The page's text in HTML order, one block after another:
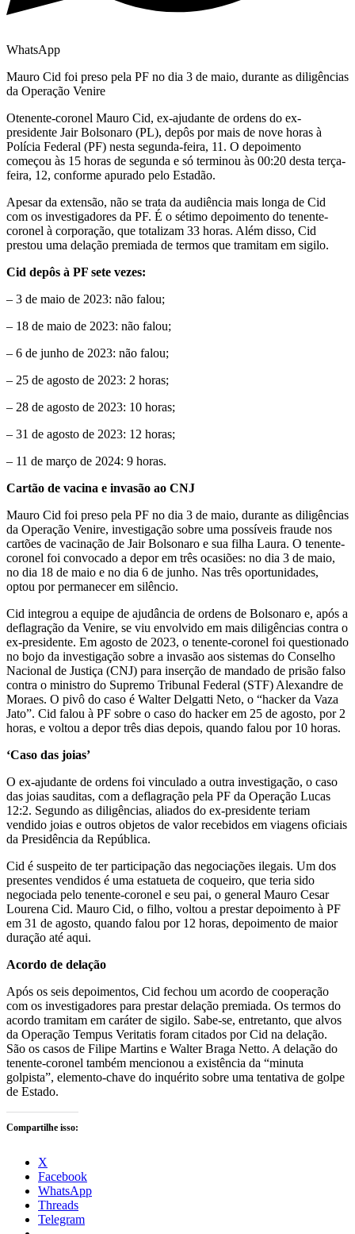
WhatsApp
Mauro Cid foi preso pela PF no dia 3 de maio, durante as diligências
da Operação Venire
Otenente-coronel Mauro Cid, ex-ajudante de ordens do ex-
presidente Jair Bolsonaro (PL), depôs por mais de nove horas à
Polícia Federal (PF) nesta segunda-feira, 11. O depoimento
começou às 15 horas de segunda e só terminou às 00:20 desta terça-
feira, 12, conforme apurado pelo Estadão.
Apesar da extensão, não se trata da audiência mais longa de Cid
com os investigadores da PF. É o sétimo depoimento do tenente-
coronel à corporação, que totalizam 33 horas. Além disso, Cid
prestou uma delação premiada de termos que tramitam em sigilo.
Cid depôs à PF sete vezes:
– 3 de maio de 2023: não falou;
– 18 de maio de 2023: não falou;
– 6 de junho de 2023: não falou;
– 25 de agosto de 2023: 2 horas;
– 28 de agosto de 2023: 10 horas;
– 31 de agosto de 2023: 12 horas;
– 11 de março de 2024: 9 horas.
Cartão de vacina e invasão ao CNJ
Mauro Cid foi preso pela PF no dia 3 de maio, durante as diligências
da Operação Venire, investigação sobre uma possíveis fraude nos
cartões de vacinação de Jair Bolsonaro e sua filha Laura. O tenente-
coronel foi convocado a depor em três ocasiões: no dia 3 de maio,
no dia 18 de maio e no dia 6 de junho. Nas três oportunidades,
optou por permanecer em silêncio.
Cid integrou a equipe de ajudância de ordens de Bolsonaro e, após a
deflagração da Venire, se viu envolvido em mais diligências contra o
ex-presidente. Em agosto de 2023, o tenente-coronel foi questionado
no bojo da investigação sobre a invasão aos sistemas do Conselho
Nacional de Justiça (CNJ) para inserção de mandado de prisão falso
contra o ministro do Supremo Tribunal Federal (STF) Alexandre de
Moraes. O pivô do caso é Walter Delgatti Neto, o “hacker da Vaza
Jato”. Cid falou à PF sobre o caso do hacker em 25 de agosto, por 2
horas, e voltou a depor três dias depois, quando falou por 10 horas.
‘Caso das joias’
O ex-ajudante de ordens foi vinculado a outra investigação, o caso
das joias sauditas, com a deflagração pela PF da Operação Lucas
12:2. Segundo as diligências, aliados do ex-presidente teriam
vendido joias e outros objetos de valor recebidos em viagens oficiais
da Presidência da República.
Cid é suspeito de ter participação das negociações ilegais. Um dos
presentes vendidos é uma estatueta de coqueiro, que teria sido
negociada pelo tenente-coronel e seu pai, o general Mauro Cesar
Lourena Cid. Mauro Cid, o filho, voltou a prestar depoimento à PF
em 31 de agosto, quando falou por 12 horas, depoimento de maior
duração até aqui.
Acordo de delação
Após os seis depoimentos, Cid fechou um acordo de cooperação
com os investigadores para prestar delação premiada. Os termos do
acordo tramitam em caráter de sigilo. Sabe-se, entretanto, que alvos
da Operação Tempus Veritatis foram citados por Cid na delação.
São os casos de Filipe Martins e Walter Braga Netto. A delação do
tenente-coronel também mencionou a existência da “minuta
golpista”, elemento-chave do inquérito sobre uma tentativa de golpe
de Estado.
Compartilhe isso:
X
Facebook
WhatsApp
Threads
Telegram